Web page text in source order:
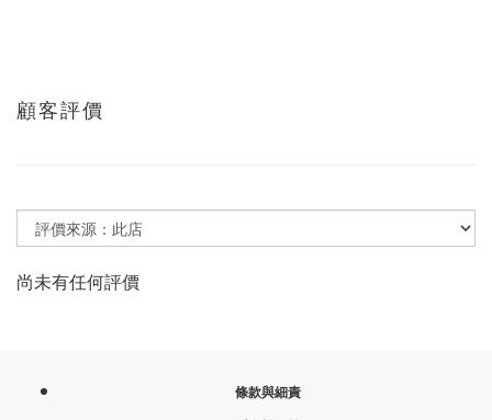
顧客評價
尚未有任何評價
條款與細責